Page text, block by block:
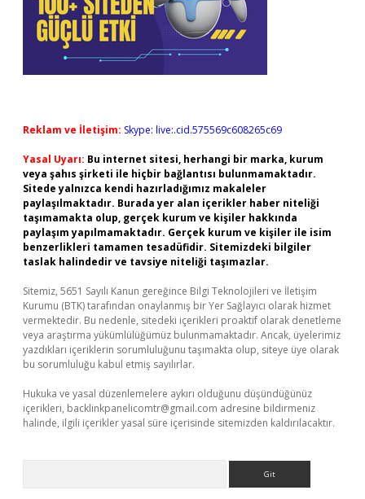
Reklam ve İletişim: Skype: live:.cid.575569c608265c69
Yasal Uyarı: Bu internet sitesi, herhangi bir marka, kurum
veya şahıs şirketi ile hiçbir bağlantısı bulunmamaktadır.
Sitede yalnızca kendi hazırladığımız makaleler
paylaşılmaktadır. Burada yer alan içerikler haber niteliği
taşımamakta olup, gerçek kurum ve kişiler hakkında
paylaşım yapılmamaktadır. Gerçek kurum ve kişiler ile isim
benzerlikleri tamamen tesadüfidir. Sitemizdeki bilgiler
taslak halindedir ve tavsiye niteliği taşımazlar.
Sitemiz, 5651 Sayılı Kanun gereğince Bilgi Teknolojileri ve İletişim
Kurumu (BTK) tarafından onaylanmış bir Yer Sağlayıcı olarak hizmet
vermektedir. Bu nedenle, sitedeki içerikleri proaktif olarak denetleme
veya araştırma yükümlülüğümüz bulunmamaktadır. Ancak, üyelerimiz
yazdıkları içeriklerin sorumluluğunu taşımakta olup, siteye üye olarak
bu sorumluluğu kabul etmiş sayılırlar.
Hukuka ve yasal düzenlemelere aykırı olduğunu düşündüğünüz
içerikleri, backlinkpanelicomtr@gmail.com adresine bildirmeniz
halinde, ilgili içerikler yasal süre içerisinde sitemizden kaldırılacaktır.